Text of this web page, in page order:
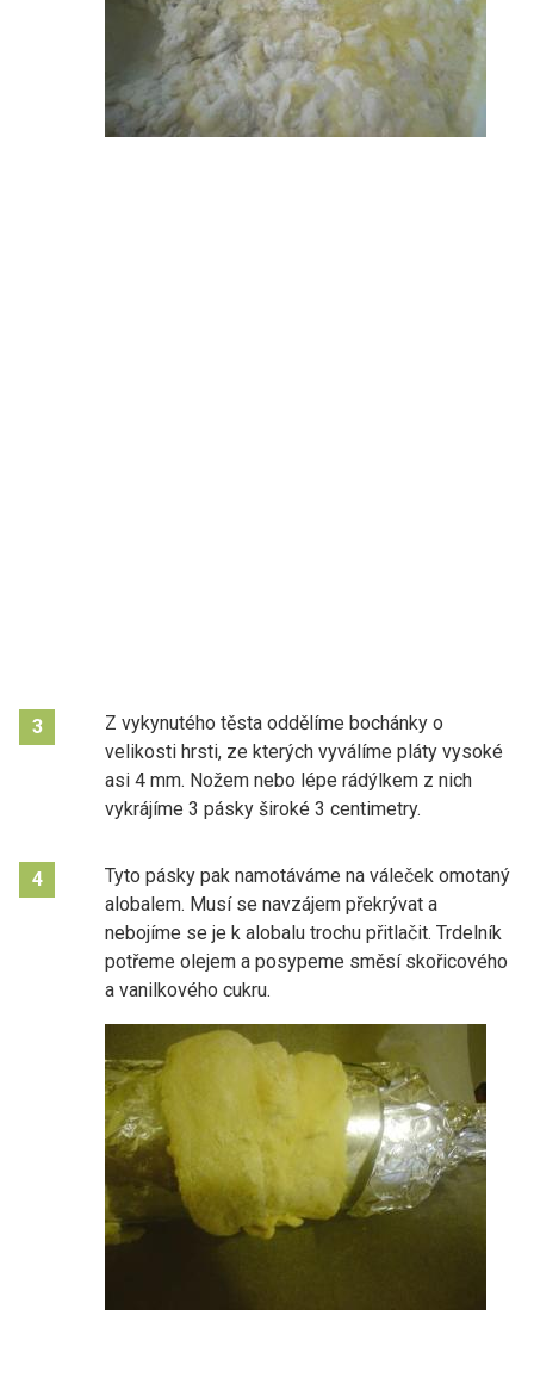
3
Z vykynutého těsta oddělíme bochánky o
velikosti hrsti, ze kterých vyválíme pláty vysoké
asi 4 mm. Nožem nebo lépe rádýlkem z nich
vykrájíme 3 pásky široké 3 centimetry.
4
Tyto pásky pak namotáváme na váleček omotaný
alobalem. Musí se navzájem překrývat a
nebojíme se je k alobalu trochu přitlačit. Trdelník
potřeme olejem a posypeme směsí skořicového
a vanilkového cukru.